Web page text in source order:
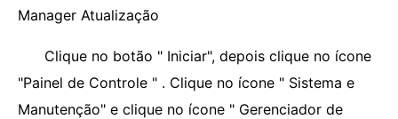
Manager Atualização
Clique no botão " Iniciar", depois clique no ícone
"Painel de Controle " . Clique no ícone " Sistema e
Manutenção" e clique no ícone " Gerenciador de